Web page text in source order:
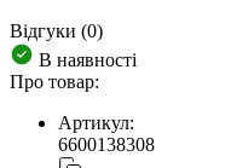
Відгуки (0)
В наявності
Про товар:
Артикул:
6600138308